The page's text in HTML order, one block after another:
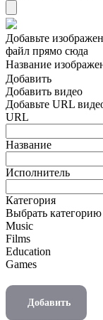
Добавьте
файл прямо сюда
Название
Добавить
Добавить видео
Добавьте URL
URL
Название
Исполнитель
Категория
Выбрать категорию
Music
Films
Education
Games
Добавить